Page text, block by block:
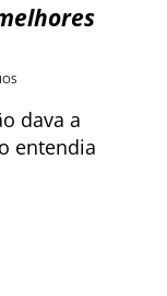
dava a
entendia